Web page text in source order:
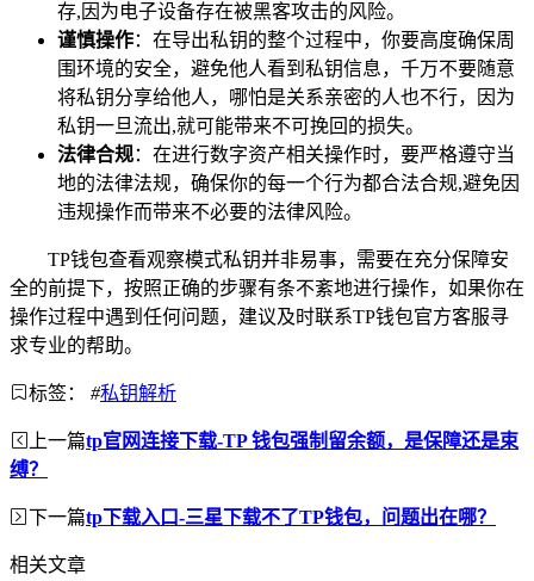
存,因为电子设备存在被黑客攻击的风险。
谨慎操作：在导出私钥的整个过程中，你要高度确保周
围环境的安全，避免他人看到私钥信息，千万不要随意
将私钥分享给他人，哪怕是关系亲密的人也不行，因为
私钥一旦流出,就可能带来不可挽回的损失。
法律合规：在进行数字资产相关操作时，要严格遵守当
地的法律法规，确保你的每一个行为都合法合规,避免因
违规操作而带来不必要的法律风险。
TP钱包查看观察模式私钥并非易事，需要在充分保障安
全的前提下，按照正确的步骤有条不紊地进行操作，如果你在
操作过程中遇到任何问题，建议及时联系TP钱包官方客服寻
求专业的帮助。
标签： #私钥解析
上一篇tp官网连接下载-TP 钱包强制留余额，是保障还是束
缚？
下一篇tp下载入口-三星下载不了TP钱包，问题出在哪？
相关文章